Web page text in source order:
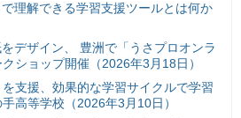
で理解できる学習支援ツールとは何か
デザイン、 豊洲で「うさプロオンラ
ショップ開催（2026年3月18日）
支援、効果的な学習サイクルで学習
高等学校（2026年3月10日）